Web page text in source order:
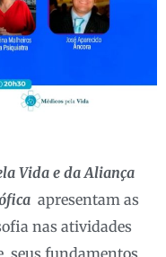
Vida e da Aliança
apresentam as
nas atividades